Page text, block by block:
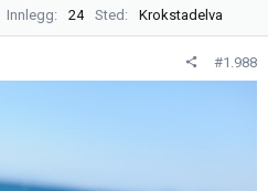
Innlegg 24 Sted Krokstadelva
#1.988